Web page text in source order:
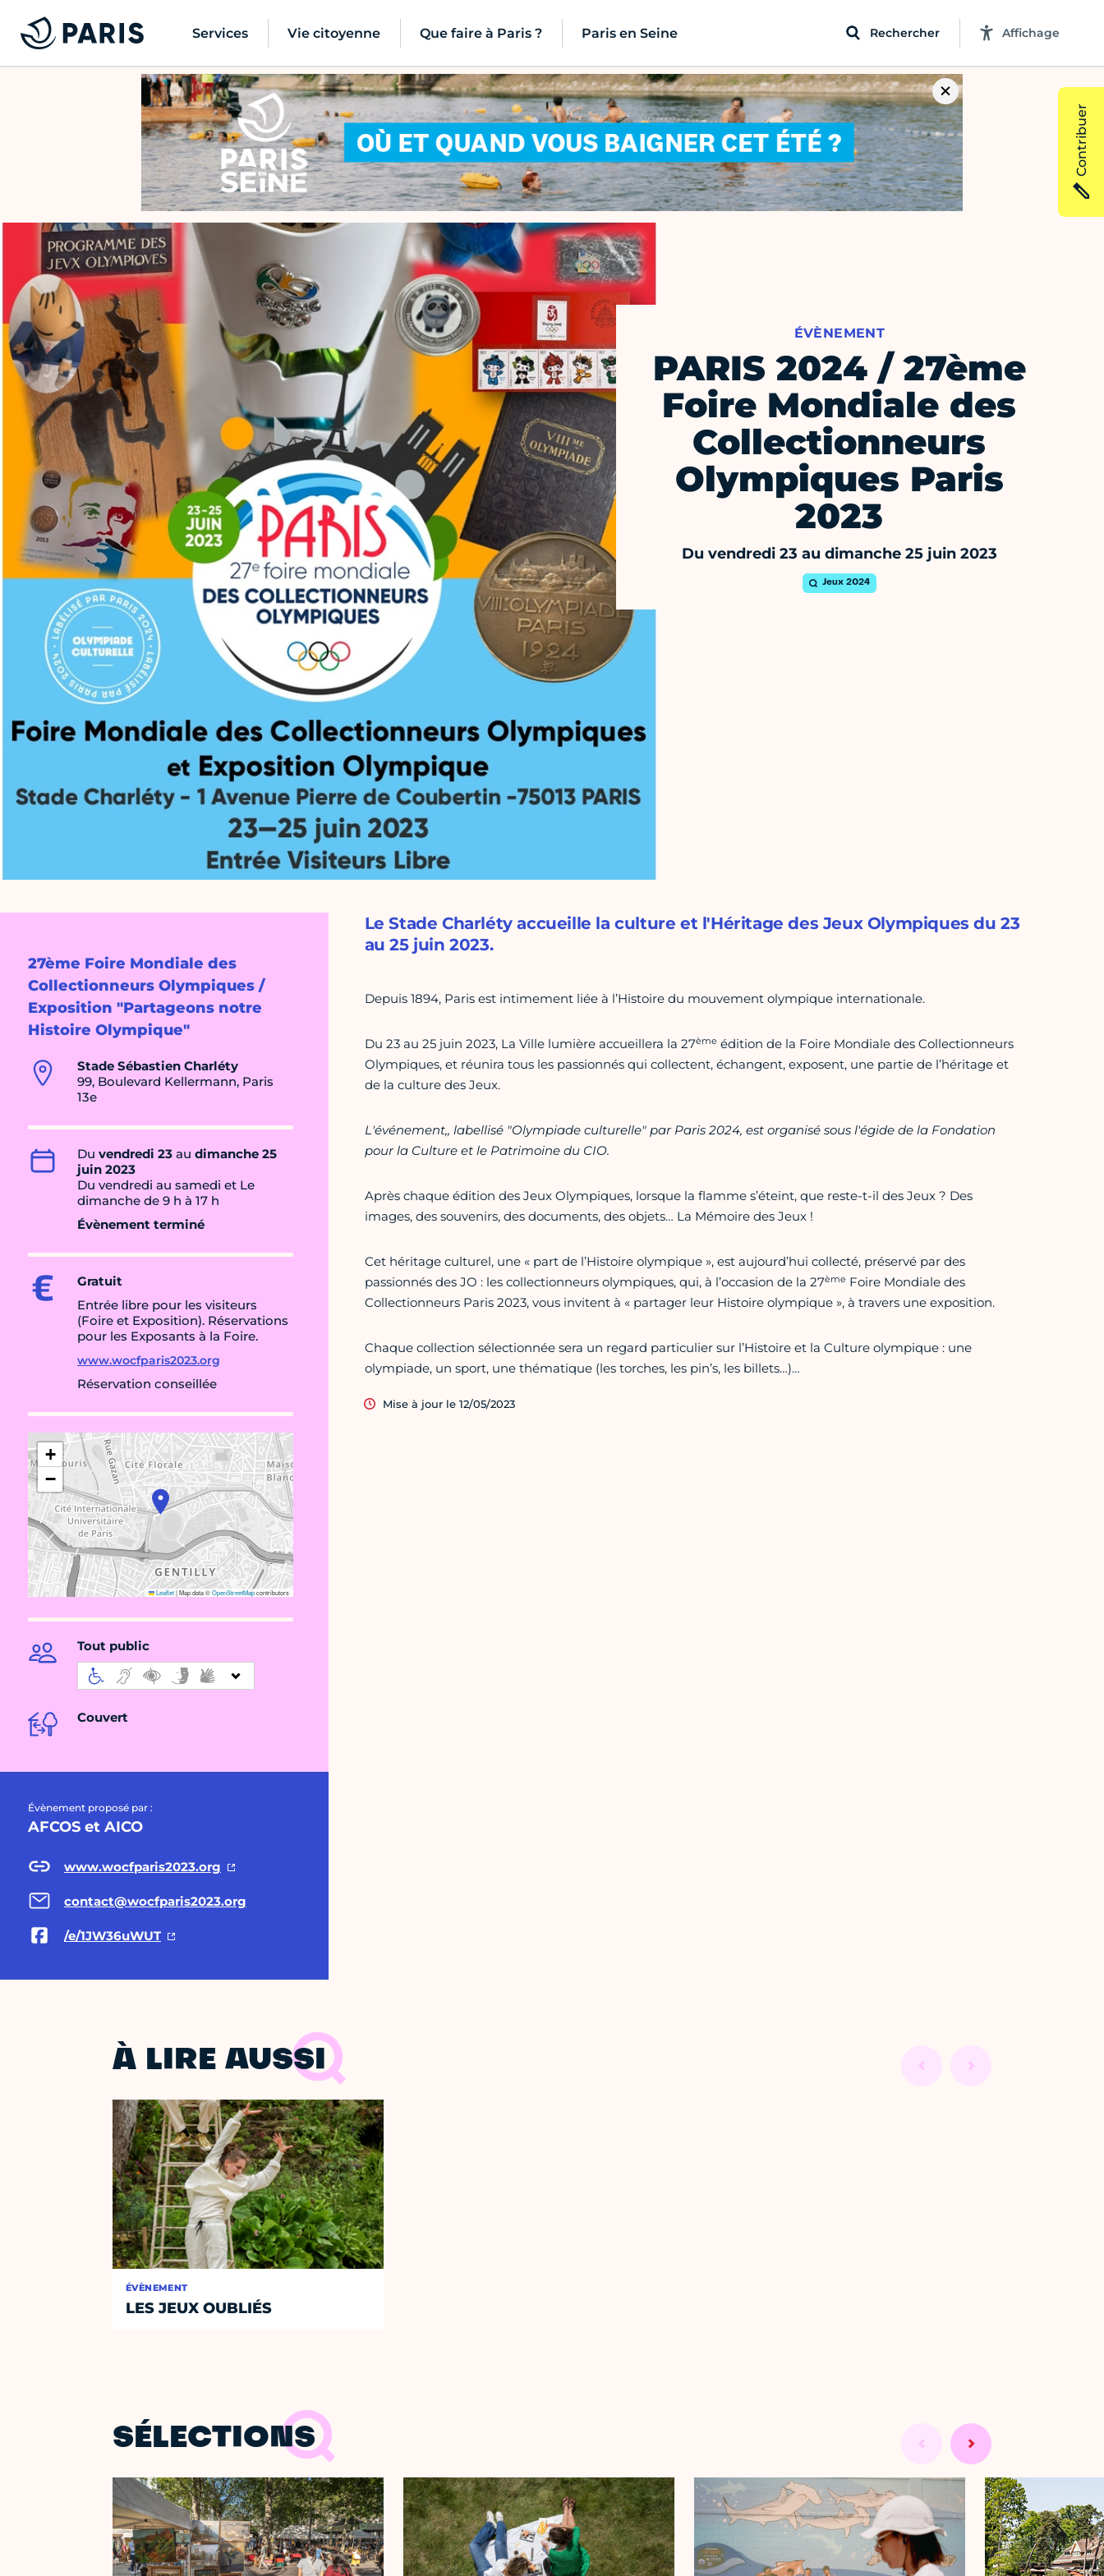
Services Vie citoyenne Que faire à Paris ? Paris en Seine Rechercher Affichage
ÉVÈNEMENT
PARIS 2024 / 27ème
Foire Mondiale des
Collectionneurs
Olympiques Paris
2023
Du vendredi 23 au dimanche 25 juin 2023
Jeux 2024
27ème Foire Mondiale des
Collectionneurs Olympiques /
Exposition "Partageons notre
Histoire Olympique"
Stade Sébastien Charléty
99, Boulevard Kellermann, Paris
13e
Du vendredi 23 au dimanche 25
juin 2023
Du vendredi au samedi et Le
dimanche de 9 h à 17 h
Évènement terminé
Gratuit
Entrée libre pour les visiteurs
(Foire et Exposition). Réservations
pour les Exposants à la Foire.
www.wocfparis2023.org
Réservation conseillée
+
−
Leaflet|Map data ©OpenStreetMapcontributors
Tout public
Couvert
Évènement proposé par :
AFCOS et AICO
www.wocfparis2023.org
contact@wocfparis2023.org
/e/1JW36uWUT
Le Stade Charléty accueille la culture et l'Héritage des Jeux Olympiques du 23
au 25 juin 2023.
Depuis 1894, Paris est intimement liée à l’Histoire du mouvement olympique internationale.
Du 23 au 25 juin 2023, La Ville lumière accueillera la 27ème édition de la Foire Mondiale des Collectionneurs
Olympiques, et réunira tous les passionnés qui collectent, échangent, exposent, une partie de l’héritage et
de la culture des Jeux.
L'événement,, labellisé "Olympiade culturelle" par Paris 2024, est organisé sous l'égide de la Fondation
pour la Culture et le Patrimoine du CIO.
Après chaque édition des Jeux Olympiques, lorsque la flamme s’éteint, que reste-t-il des Jeux ? Des
images, des souvenirs, des documents, des objets… La Mémoire des Jeux !
Cet héritage culturel, une « part de l’Histoire olympique », est aujourd’hui collecté, préservé par des
passionnés des JO : les collectionneurs olympiques, qui, à l’occasion de la 27ème Foire Mondiale des
Collectionneurs Paris 2023, vous invitent à « partager leur Histoire olympique », à travers une exposition.
Chaque collection sélectionnée sera un regard particulier sur l’Histoire et la Culture olympique : une
olympiade, un sport, une thématique (les torches, les pin’s, les billets…)…
Mise à jour le 12/05/2023
À LIRE AUSSI
ÉVÈNEMENT
LES JEUX OUBLIÉS
SÉLECTIONS
Contribuer